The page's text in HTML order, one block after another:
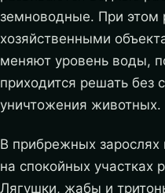
земноводные. При этом
хозяйственными
меняют уровень воды,
приходится решать без
уничтожения животных.
В прибрежных зарослях
на спокойных участках
Лягушки, жабы и